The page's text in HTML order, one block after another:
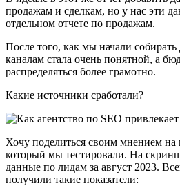
продажам и сделкам, но у нас эти
отдельном отчете по продажам.
После того, как мы начали
каналам стала очень понятной, а
распределяться более грамотно.
Какие источники сработали?
Хочу поделиться своим мнением
который мы тестировали. На
данные по лидам за август 2023.
получили такие показатели: